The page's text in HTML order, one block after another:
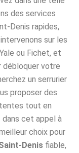
des services
Denis rapides,
sur les
ou Fichet, et
débloquer votre
un serrurier
proposer des
tout en
cet appel à
choix pour
Denis fiable,